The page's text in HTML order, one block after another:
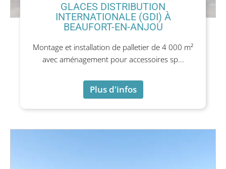
GLACES DISTRIBUTION
INTERNATIONALE (GDI) À
BEAUFORT-EN-ANJOU
Montage et installation de palletier de 4 000 m²
avec aménagement pour accessoires sp...
Plus d'infos